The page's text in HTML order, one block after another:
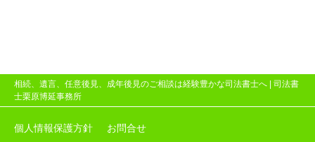
相続、遺言、任意後見、成年後見のご相談は経験豊かな司法書士へ | 司法書
士栗原博延事務所
個人情報保護方針 お問合せ